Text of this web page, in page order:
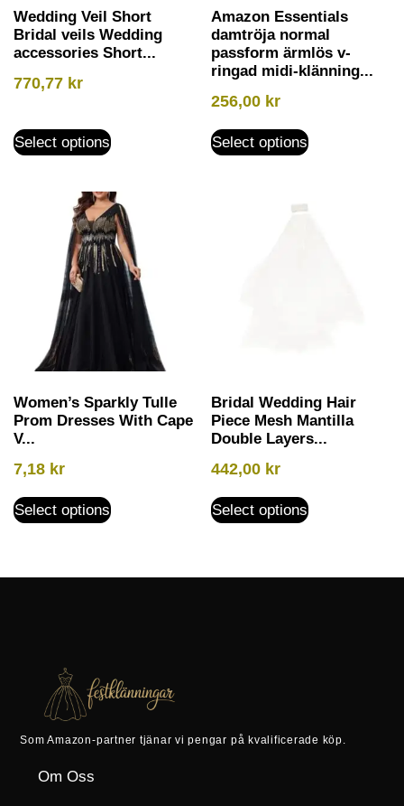
Wedding Veil Short
Bridal veils Wedding
accessories Short...
770,77 kr
Select options
Amazon Essentials
damtröja normal
passform ärmlös v-
ringad midi-klänning...
256,00 kr
Select options
Women’s Sparkly Tulle
Prom Dresses With Cape
V...
7,18 kr
Select options
Bridal Wedding Hair
Piece Mesh Mantilla
Double Layers...
442,00 kr
Select options
Som Amazon-partner tjänar vi pengar på kvalificerade köp.
Om Oss